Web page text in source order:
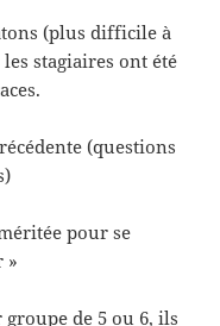
(plus difficile à
stagiaires ont été
(questions
pour se
»
de 5 ou 6, ils